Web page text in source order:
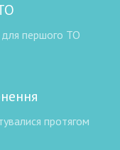
першого ТО
протягом